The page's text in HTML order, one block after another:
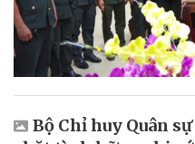
Bộ Chỉ huy Quân